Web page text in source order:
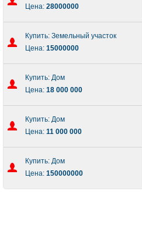
Цена: 28000000
Купить: Земельный участок
Цена: 15000000
Купить: Дом
Цена: 18 000 000
Купить: Дом
Цена: 11 000 000
Купить: Дом
Цена: 150000000